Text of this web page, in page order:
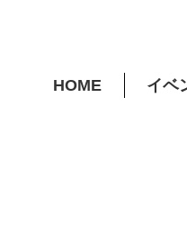
HOME イベ